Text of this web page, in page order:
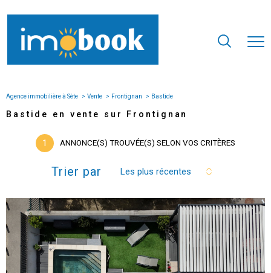
Agence immobilière à Sète Vente Frontignan Bastide
Bastide en vente sur Frontignan
1 ANNONCE(S) TROUVÉE(S) SELON VOS CRITÈRES
Trier par Les plus récentes